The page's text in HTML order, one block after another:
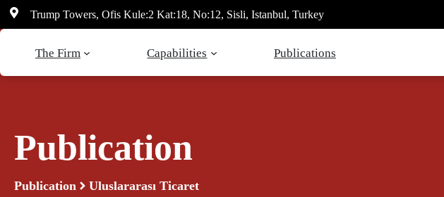
Skip
to
Trump Towers, Ofis Kule:2 Kat:18, No:12, Sisli, Istanbul, Turkey
The Firm Capabilities Publications
Publication
Publication Uluslararası Ticaret